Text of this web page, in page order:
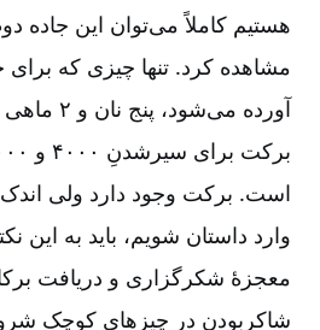
هستیم کاملاً می‌توان این جاده
مشاهده کرد. تنها چیزی که
آورده
است. برکت وجود دارد ولی
وارد داستان شویم، باید به این
معجزۀ شکرگزاری و دریافت
شاکر‌بودن در چیزهای کوچک